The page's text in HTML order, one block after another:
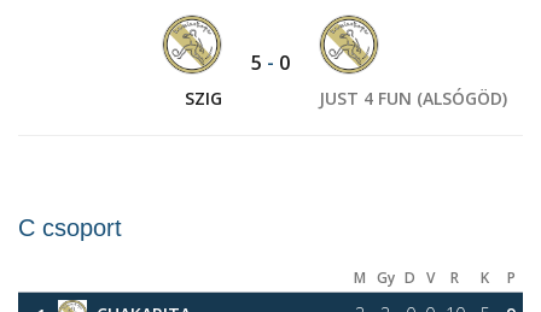
SZIG
5 - 0
JUST 4 FUN (ALSÓGÖD)
C csoport
M Gy D V R K P